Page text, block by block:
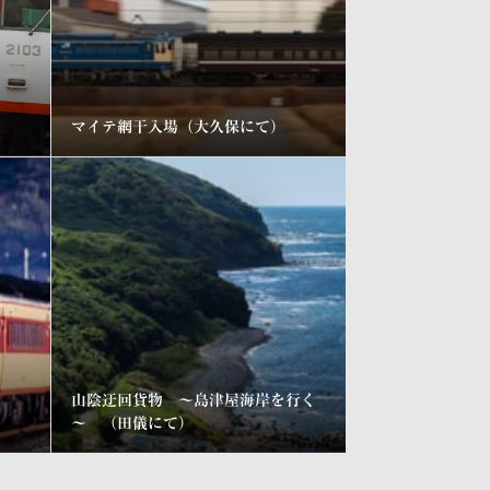
マイテ網干入場（大久保にて）
山陰迂回貨物 ～島津屋海岸を行く
～ （田儀にて）